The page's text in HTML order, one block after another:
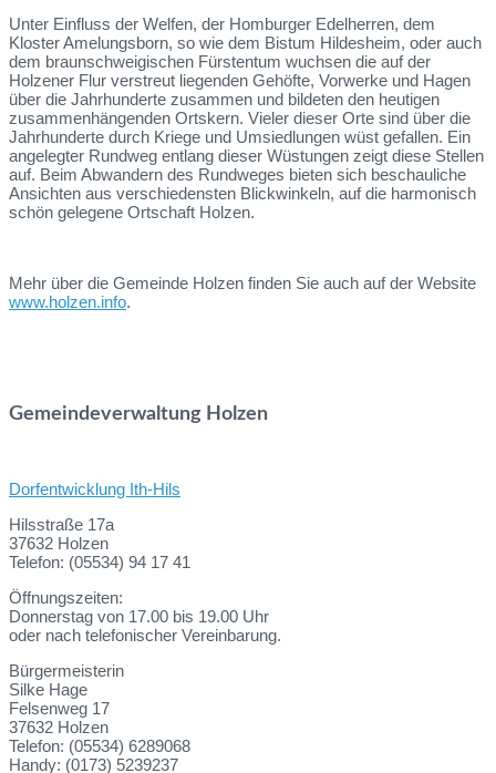
Unter Einfluss der Welfen, der Homburger Edelherren, dem
Kloster Amelungsborn, so wie dem Bistum Hildesheim, oder auch
dem braunschweigischen Fürstentum wuchsen die auf der
Holzener Flur verstreut liegenden Gehöfte, Vorwerke und Hagen
über die Jahrhunderte zusammen und bildeten den heutigen
zusammenhängenden Ortskern. Vieler dieser Orte sind über die
Jahrhunderte durch Kriege und Umsiedlungen wüst gefallen. Ein
angelegter Rundweg entlang dieser Wüstungen zeigt diese Stellen
auf. Beim Abwandern des Rundweges bieten sich beschauliche
Ansichten aus verschiedensten Blickwinkeln, auf die harmonisch
schön gelegene Ortschaft Holzen.
Mehr über die Gemeinde Holzen finden Sie auch auf der Website
www.holzen.info.
Gemeindeverwaltung Holzen
Dorfentwicklung Ith-Hils
Hilsstraße 17a
37632 Holzen
Telefon: (05534) 94 17 41
Öffnungszeiten:
Donnerstag von 17.00 bis 19.00 Uhr
oder nach telefonischer Vereinbarung.
Bürgermeisterin
Silke Hage
Felsenweg 17
37632 Holzen
Telefon: (05534) 6289068
Handy: (0173) 5239237